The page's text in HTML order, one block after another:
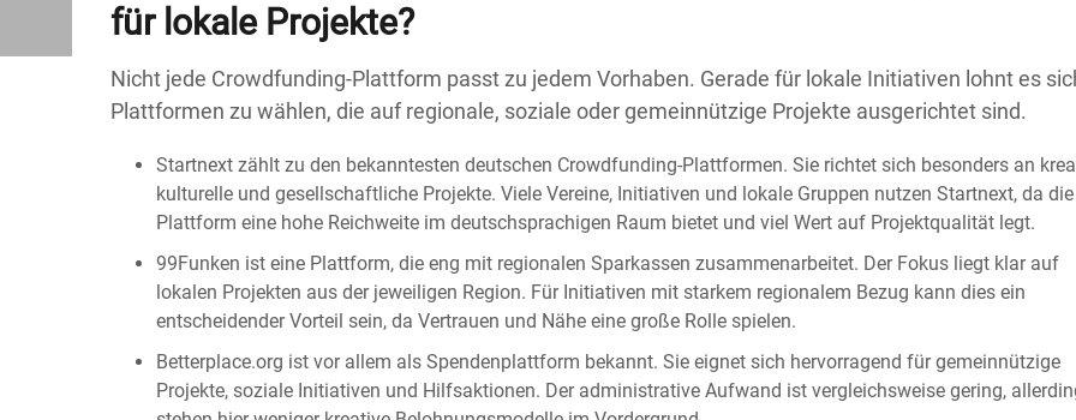
für lokale Projekte?
Nicht jede Crowdfunding-Plattform passt zu jedem Vorhaben. Gerade für lokale Initiativen lohnt es
Plattformen zu wählen, die auf regionale, soziale oder gemeinnützige Projekte ausgerichtet sind.
Startnext zählt zu den bekanntesten deutschen Crowdfunding-Plattformen. Sie richtet sich besonders an
kulturelle und gesellschaftliche Projekte. Viele Vereine, Initiativen und lokale Gruppen nutzen Startnext, da die
Plattform eine hohe Reichweite im deutschsprachigen Raum bietet und viel Wert auf Projektqualität legt.
99Funken ist eine Plattform, die eng mit regionalen Sparkassen zusammenarbeitet. Der Fokus liegt klar auf
lokalen Projekten aus der jeweiligen Region. Für Initiativen mit starkem regionalem Bezug kann dies ein
entscheidender Vorteil sein, da Vertrauen und Nähe eine große Rolle spielen.
Betterplace.org ist vor allem als Spendenplattform bekannt. Sie eignet sich hervorragend für gemeinnützige
Projekte, soziale Initiativen und Hilfsaktionen. Der administrative Aufwand ist vergleichsweise gering,